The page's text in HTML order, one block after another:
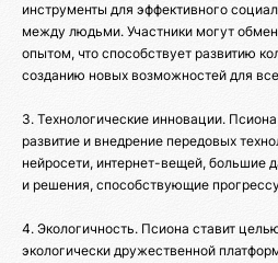
инструменты для эффективного
между людьми. Участники могут
опытом, что способствует развитию
созданию новых возможностей для
3. Технологические инновации.
развитие и внедрение передовых
нейросети, интернет-вещей, большие
и решения, способствующие
4. Экологичность. Псиона ставит
экологически дружественной